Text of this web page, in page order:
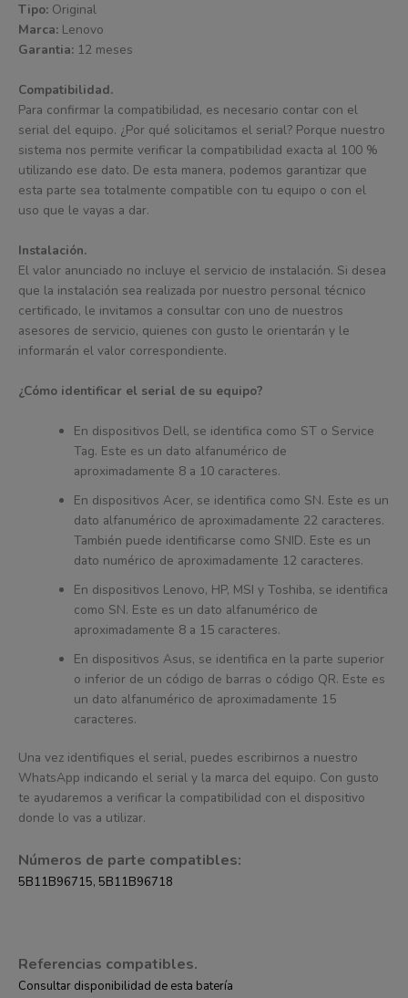
Tipo: Original
Marca: Lenovo
Garantia: 12 meses
Compatibilidad.
Para confirmar la compatibilidad, es necesario contar con el
serial del equipo. ¿Por qué solicitamos el serial? Porque nuestro
sistema nos permite verificar la compatibilidad exacta al 100 %
utilizando ese dato. De esta manera, podemos garantizar que
esta parte sea totalmente compatible con tu equipo o con el
uso que le vayas a dar.
Instalación.
El valor anunciado no incluye el servicio de instalación. Si desea
que la instalación sea realizada por nuestro personal técnico
certificado, le invitamos a consultar con uno de nuestros
asesores de servicio, quienes con gusto le orientarán y le
informarán el valor correspondiente.
¿Cómo identificar el serial de su equipo?
En dispositivos Dell, se identifica como ST o Service
Tag. Este es un dato alfanumérico de
aproximadamente 8 a 10 caracteres.
En dispositivos Acer, se identifica como SN. Este es un
dato alfanumérico de aproximadamente 22 caracteres.
También puede identificarse como SNID. Este es un
dato numérico de aproximadamente 12 caracteres.
En dispositivos Lenovo, HP, MSI y Toshiba, se identifica
como SN. Este es un dato alfanumérico de
aproximadamente 8 a 15 caracteres.
En dispositivos Asus, se identifica en la parte superior
o inferior de un código de barras o código QR. Este es
un dato alfanumérico de aproximadamente 15
caracteres.
Una vez identifiques el serial, puedes escribirnos a nuestro
WhatsApp indicando el serial y la marca del equipo. Con gusto
te ayudaremos a verificar la compatibilidad con el dispositivo
donde lo vas a utilizar.
Números de parte compatibles:
5B11B96715, 5B11B96718
Referencias compatibles.
Consultar disponibilidad de esta batería